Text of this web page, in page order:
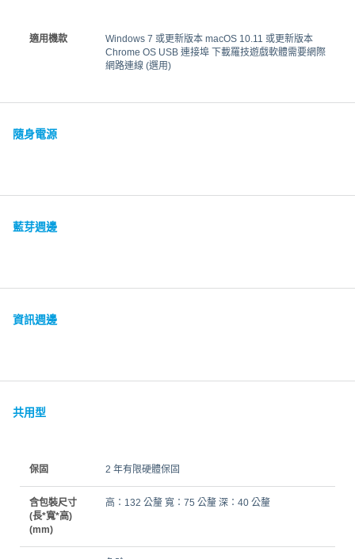
適用機款
Windows 7 或更新版本 macOS 10.11 或更新版本
Chrome OS USB 連接埠 下載羅技遊戲軟體需要網際
網路連線 (選用)
隨身電源
藍芽週邊
資訊週邊
共用型
保固 2 年有限硬體保固
含包裝尺寸
(長*寬*高)
(mm)
高：132 公釐 寬：75 公釐 深：40 公釐